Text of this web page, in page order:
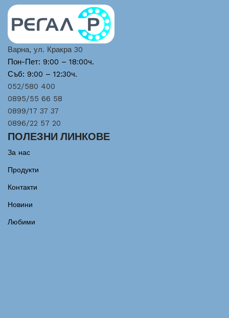
Варна, ул. Кракра 30
Пон-Пет: 9:00 – 18:00ч.
Съб: 9:00 – 12:30ч.
052/580 400
0895/55 66 58
0899/17 37 37
0896/22 57 20
ПОЛЕЗНИ ЛИНКОВЕ
За нас
Продукти
Контакти
Новини
Любими